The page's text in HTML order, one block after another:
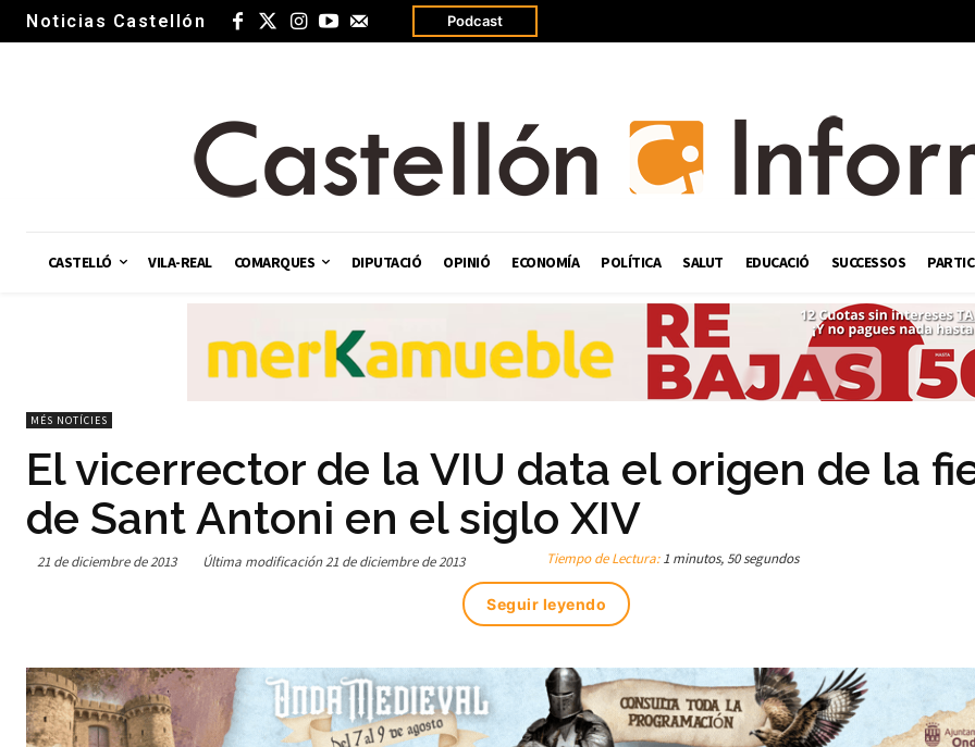
Noticias Castellón Podcast
CASTELLÓ VILA-REAL COMARQUES DIPUTACIÓ OPINIÓ ECONOMÍA POLÍTICA SALUT EDUCACIÓ SUCCESSOS
MÉS NOTÍCIES
El vicerrector de la VIU data el origen de la
de Sant Antoni en el siglo XIV
21 de diciembre de 2013 Última modificación21 de diciembre de 2013 Tiempo de Lectura:1 minutos, 50 segundos
Seguir leyendo